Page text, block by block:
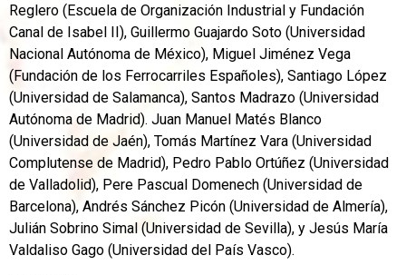
Reglero (Escuela de Organización Industrial y Fundación
Canal de Isabel II), Guillermo Guajardo Soto (Universidad
Nacional Autónoma de México), Miguel Jiménez Vega
(Fundación de los Ferrocarriles Españoles), Santiago López
(Universidad de Salamanca), Santos Madrazo (Universidad
Autónoma de Madrid). Juan Manuel Matés Blanco
(Universidad de Jaén), Tomás Martínez Vara (Universidad
Complutense de Madrid), Pedro Pablo Ortúñez (Universidad
de Valladolid), Pere Pascual Domenech (Universidad de
Barcelona), Andrés Sánchez Picón (Universidad de Almería),
Julián Sobrino Simal (Universidad de Sevilla), y Jesús María
Valdaliso Gago (Universidad del País Vasco).